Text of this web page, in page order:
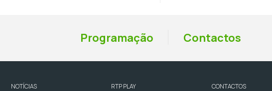
Programação Contactos
NOTÍCIAS
RTP PLAY
CONTACTOS